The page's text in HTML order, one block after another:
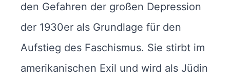
den Gefahren der großen Depression
der 1930er als Grundlage für den
Aufstieg des Faschismus. Sie stirbt im
amerikanischen Exil und wird als Jüdin